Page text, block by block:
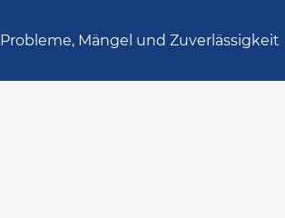
Probleme, Mängel und Zuverlässigkeit